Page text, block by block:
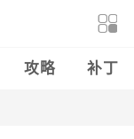
攻略 补丁